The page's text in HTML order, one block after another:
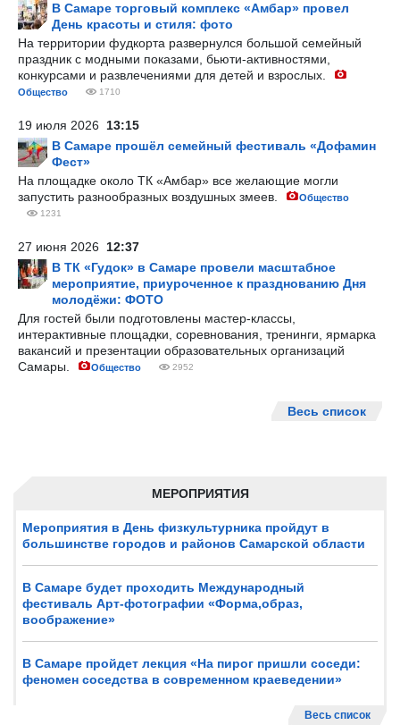
МЕРОПРИЯТИЯ
Мероприятия в День физкультурника пройдут в
большинстве городов и районов Самарской области
В Самаре будет проходить Международный
фестиваль Арт-фотографии «Форма,образ,
воображение»
В Самаре пройдет лекция «На пирог пришли соседи:
феномен соседства в современном краеведении»
Весь список
В Самаре торговый комплекс «Амбар» провел
День красоты и стиля: фото
На территории фудкорта развернулся большой семейный
праздник с модными показами, бьюти-активностями,
конкурсами и развлечениями для детей и взрослых.
Общество 1710
19 июля 2026 13:15
В Самаре прошёл семейный фестиваль «Дофамин
Фест»
На площадке около ТК «Амбар» все желающие могли
запустить разнообразных воздушных змеев.
Общество
1231
27 июня 2026 12:37
В ТК «Гудок» в Самаре провели масштабное
мероприятие, приуроченное к празднованию Дня
молодёжи: ФОТО
Для гостей были подготовлены мастер-классы,
интерактивные площадки, соревнования, тренинги, ярмарка
вакансий и презентации образовательных организаций
Самары.
Общество 2952
Весь список